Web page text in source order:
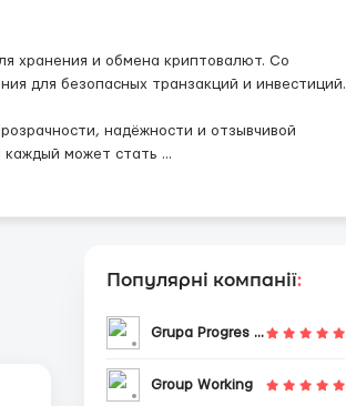
хранения и обмена криптовалют. Со
для безопасных транзакций и инвестиций.
надёжности и отзывчивой
каждый может стать ...
Популярні компанії:
Grupa Progres Sp. z o.o.
Group Working